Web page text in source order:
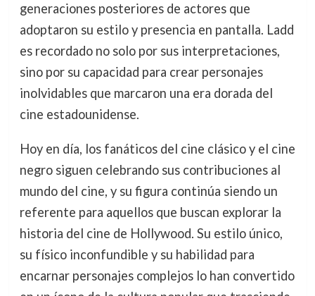
generaciones posteriores de actores que
adoptaron su estilo y presencia en pantalla. Ladd
es recordado no solo por sus interpretaciones,
sino por su capacidad para crear personajes
inolvidables que marcaron una era dorada del
cine estadounidense.
Hoy en día, los fanáticos del cine clásico y el cine
negro siguen celebrando sus contribuciones al
mundo del cine, y su figura continúa siendo un
referente para aquellos que buscan explorar la
historia del cine de Hollywood. Su estilo único,
su físico inconfundible y su habilidad para
encarnar personajes complejos lo han convertido